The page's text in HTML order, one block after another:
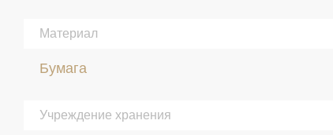
Материал
Бумага
Учреждение хранения